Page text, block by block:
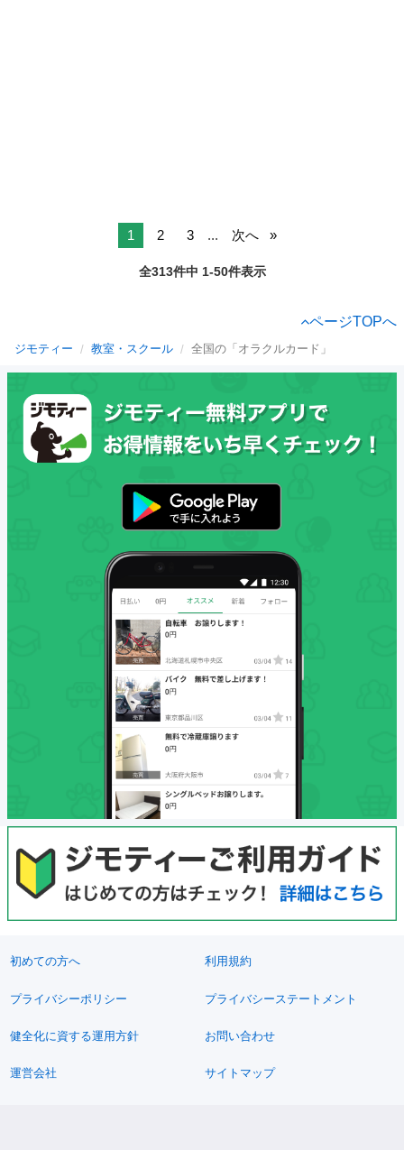
1 2 3 ... 次へ
全313件中 1-50件表示
ページTOPへ
ジモティー 教室・スクール 全国の「オラクルカード」
初めての方へ 利用規約
プライバシーポリシー プライバシーステートメント
健全化に資する運用方針 お問い合わせ
運営会社 サイトマップ